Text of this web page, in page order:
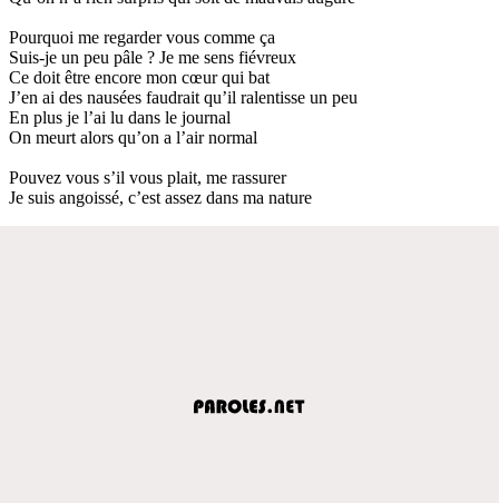
Pourquoi me regarder vous comme ça
Suis-je un peu pâle ? Je me sens fiévreux
Ce doit être encore mon cœur qui bat
J’en ai des nausées faudrait qu’il ralentisse un peu
En plus je l’ai lu dans le journal
On meurt alors qu’on a l’air normal
Pouvez vous s’il vous plait, me rassurer
Je suis angoissé, c’est assez dans ma nature